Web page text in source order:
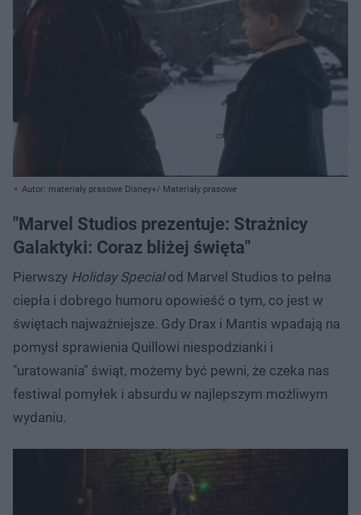
Autor: materiały prasowe Disney+/ Materiały prasowe
"Marvel Studios prezentuje: Strażnicy
Galaktyki: Coraz bliżej święta"
Pierwszy Holiday Specialod Marvel Studios to pełna
ciepła i dobrego humoru opowieść o tym, co jest w
świętach najważniejsze. Gdy Drax i Mantis wpadają na
pomysł sprawienia Quillowi niespodzianki i
"uratowania" świąt, możemy być pewni, że czeka nas
festiwal pomyłek i absurdu w najlepszym możliwym
wydaniu.